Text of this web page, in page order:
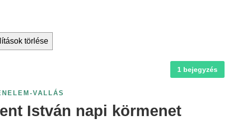
törlése
1 bejegyzés
VALLÁS
István napi körmenet